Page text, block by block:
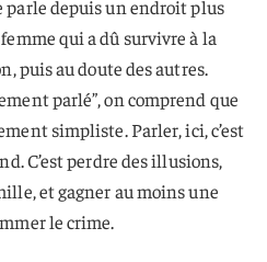
parle depuis un endroit plus
qui a dû survivre à la
puis au doute des autres.
parlé”, on comprend que
simpliste. Parler, ici, c’est
C’est perdre des illusions,
et gagner au moins une
le crime.